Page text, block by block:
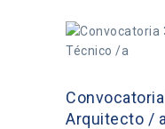
Arquitecto /